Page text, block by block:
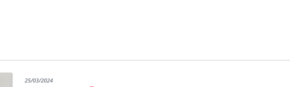
25/03/2024